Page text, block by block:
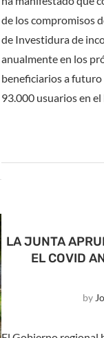
de los compromisos
de Investidura de
anualmente en los
beneficiarios a
93.000 usuarios en
LA JUNTA
EL COVID
by